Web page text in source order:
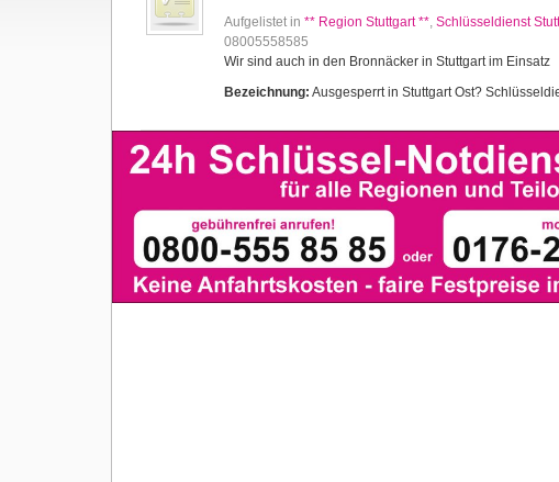
Aufgelistet in ** Region Stuttgart **, Schlüsseldienst
08005558585
Wir sind auch in den Bronnäcker in Stuttgart im Einsatz
Bezeichnung: Ausgesperrt in Stuttgart Ost?